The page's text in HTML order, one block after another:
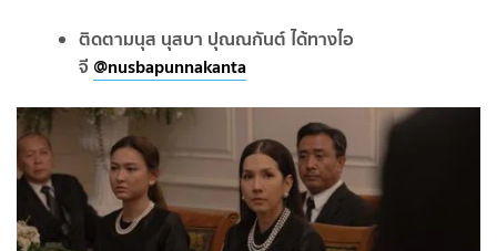
ติดตามนุส นุสบา ปุณณกันต์ ได้ทางไอ
จี @nusbapunnakanta